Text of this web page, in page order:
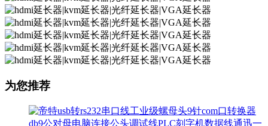
为您推荐